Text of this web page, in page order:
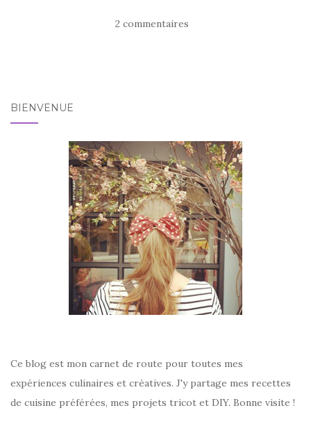
2 commentaires
BIENVENUE
Ce blog est mon carnet de route pour toutes mes
expériences culinaires et créatives. J'y partage mes recettes
de cuisine préférées, mes projets tricot et DIY. Bonne visite !